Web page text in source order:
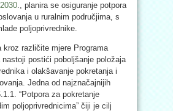
., planira se osiguranje potpora
u ruralnim područjima, s
poljoprivrednike.
kroz različite mjere Programa
nastoji postići poboljšanje položaja
i olakšavanje pokretanja i
Jedna od najznačajnijih
“Potpora za pokretanje
poljoprivrednicima” čiji je cilj